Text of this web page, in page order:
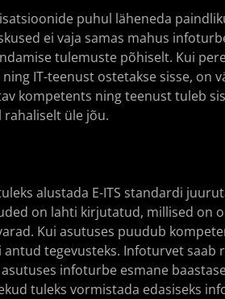
puhul läheneda
ei vaja samas mahus
tulemuste põhiselt. Kui
IT-teenust ostetakse sisse, on
kompetents ning teenust tuleb
rahaliselt üle jõu.
alustada E-ITS standardi
on lahti kirjutatud, millised on
Kui asutuses puudub
tegevusteks. Infoturvet saab
infoturbe esmane
tuleks vormistada edasiseks